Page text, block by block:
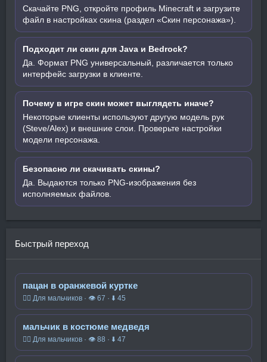
Скачайте PNG, откройте профиль Minecraft и загрузите
файл в настройках скина (раздел «Скин персонажа»).
Подходит ли скин для Java и Bedrock?
Да. Формат PNG универсальный, различается только
интерфейс загрузки в клиенте.
Почему в игре скин может выглядеть иначе?
Некоторые клиенты используют другую модель рук
(Steve/Alex) и внешние слои. Проверьте настройки
модели персонажа.
Безопасно ли скачивать скины?
Да. Выдаются только PNG-изображения без
исполняемых файлов.
Быстрый переход
пацан в оранжевой куртке
🧍‍♂️ Для мальчиков · 👁 67 · ⬇ 45
мальчик в костюме медведя
🧍‍♂️ Для мальчиков · 👁 88 · ⬇ 47